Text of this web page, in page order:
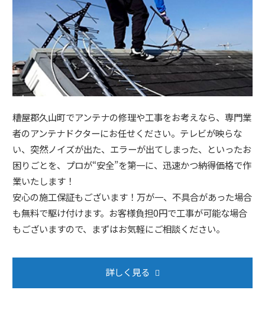
糟屋郡久山町でアンテナの修理や工事をお考えなら、専門業
者のアンテナドクターにお任せください。テレビが映らな
い、突然ノイズが出た、エラーが出てしまった、といったお
困りごとを、プロが“安全”を第一に、迅速かつ納得価格で作
業いたします！
安心の施工保証もございます！万が一、不具合があった場合
も無料で駆け付けます。お客様負担0円で工事が可能な場合
もございますので、まずはお気軽にご相談ください。
詳しく見る